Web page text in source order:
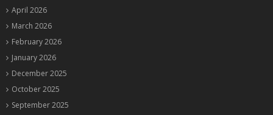
April 2026
March 2026
February 2026
January 2026
December 2025
October 2025
September 2025